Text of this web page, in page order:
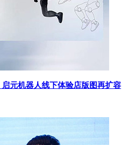
元机器人线下体验店版图再扩容